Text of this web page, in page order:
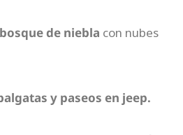
bosque de niebla con nubes
y paseos en jeep.